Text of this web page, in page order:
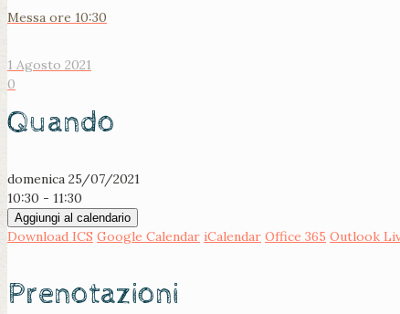
Messa ore 10:30
1 Agosto 2021
0
Quando
domenica 25/07/2021
10:30 - 11:30
Aggiungi al calendario
Download ICS Google Calendar iCalendar Office 365 Outlook
Prenotazioni